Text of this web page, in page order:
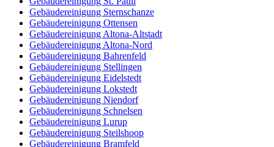
Gebäudereinigung Sternschanze
Gebäudereinigung Ottensen
Gebäudereinigung Altona-Altstadt
Gebäudereinigung Altona-Nord
Gebäudereinigung Bahrenfeld
Gebäudereinigung Stellingen
Gebäudereinigung Eidelstedt
Gebäudereinigung Lokstedt
Gebäudereinigung Niendorf
Gebäudereinigung Schnelsen
Gebäudereinigung Lurup
Gebäudereinigung Steilshoop
Gebäudereinigung Bramfeld